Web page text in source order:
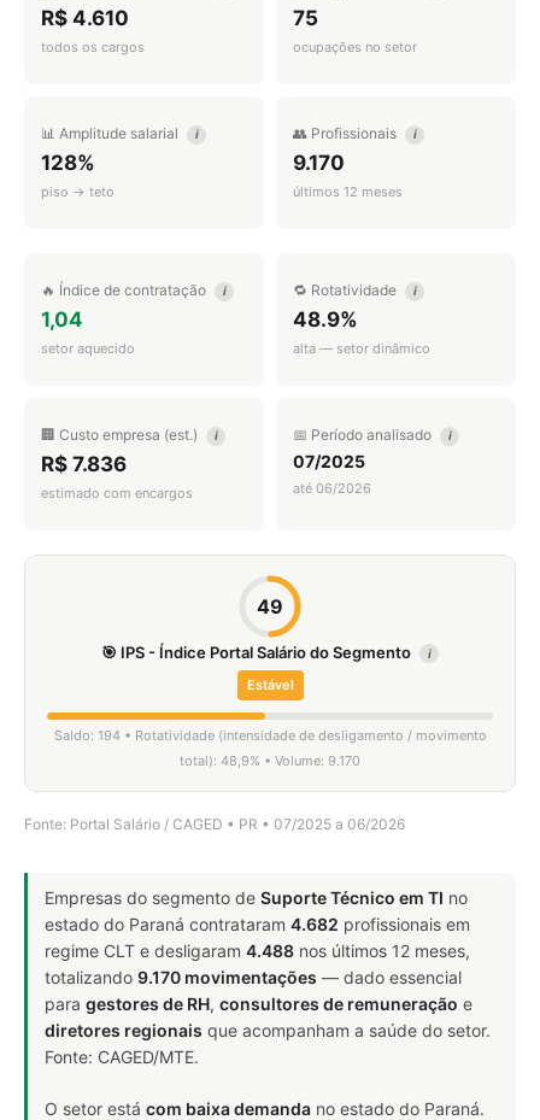
R$ 4.610
todos os cargos
75
ocupações no setor
📊 Amplitude salarial i
128%
piso → teto
👥 Profissionais i
9.170
últimos 12 meses
🔥 Índice de contratação i
1,04
setor aquecido
🔁 Rotatividade i
48.9%
alta — setor dinâmico
🏢 Custo empresa (est.) i
R$ 7.836
estimado com encargos
📅 Período analisado i
07/2025
até 06/2026
49
🎯 IPS - Índice Portal Salário do Segmento i
Estável
Saldo: 194 • Rotatividade (intensidade de desligamento / movimento
total): 48,9% • Volume: 9.170
Fonte: Portal Salário / CAGED • PR • 07/2025 a 06/2026
Empresas do segmento de Suporte Técnico em TI no
estado do Paraná contrataram 4.682 profissionais em
regime CLT e desligaram 4.488 nos últimos 12 meses,
totalizando 9.170 movimentações — dado essencial
para gestores de RH, consultores de remuneração e
diretores regionais que acompanham a saúde do setor.
Fonte: CAGED/MTE.
O setor está com baixa demanda no estado do Paraná.